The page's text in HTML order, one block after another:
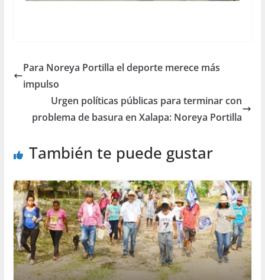
Para Noreya Portilla el deporte merece más
impulso
Urgen políticas públicas para terminar con
problema de basura en Xalapa: Noreya Portilla
También te puede gustar